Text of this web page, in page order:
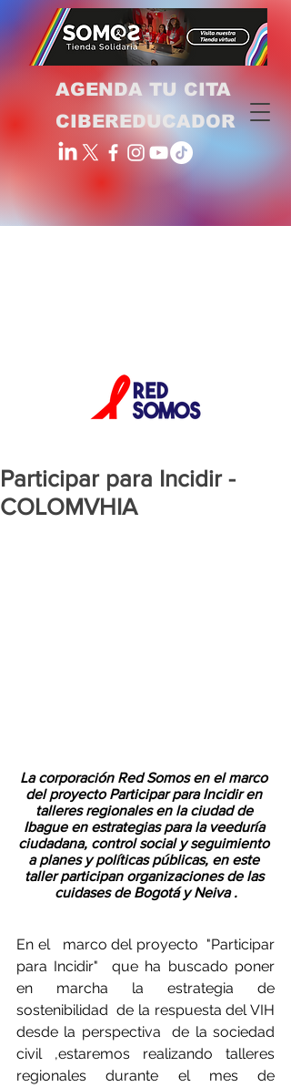
AGENDA TU CITA
CIBEREDUCADOR
Participar para Incidir -
COLOMVHIA
La corporación Red Somos en el marco
del proyecto Participar para Incidir en
talleres regionales en la ciudad de
Ibague en estrategias para la veeduría
ciudadana, control social y seguimiento
a planes y políticas públicas, en este
taller participan organizaciones de las
cuidases de Bogotá y Neiva .
En el   marco del proyecto  "Participar
para Incidir"  que ha buscado poner
en marcha la estrategia de
sostenibilidad  de la respuesta del VIH
desde la perspectiva  de la sociedad
civil ,estaremos realizando talleres
regionales durante el mes de